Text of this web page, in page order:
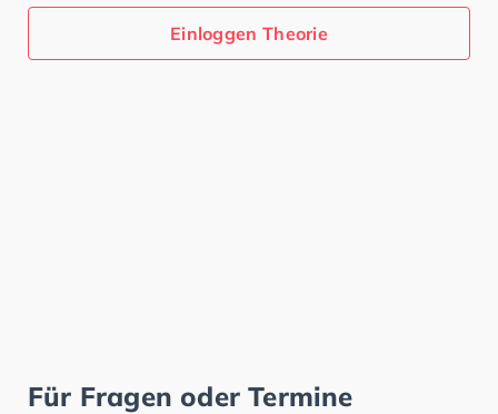
Einloggen Theorie
Für Fragen oder Termine